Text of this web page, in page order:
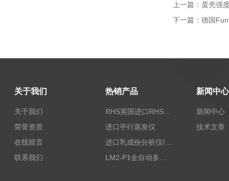
上一篇： 蛋壳强
下一篇： 德国
关于我们
关于我们
荣誉资质
在线留言
联系我们
热销产品
RHS英国进口RHS植物标准比色卡
进口平行蒸发仪
进口乳成份分析仪/乳品分析仪
新闻中心
新闻中心
技术文章